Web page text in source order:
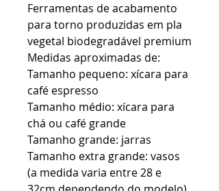
Ferramentas de acabamento
para torno produzidas em pla
vegetal biodegradável premium
Medidas aproximadas de:
Tamanho pequeno: xícara para
café espresso
Tamanho médio: xícara para
chá ou café grande
Tamanho grande: jarras
Tamanho extra grande: vasos
(a medida varia entre 28 e